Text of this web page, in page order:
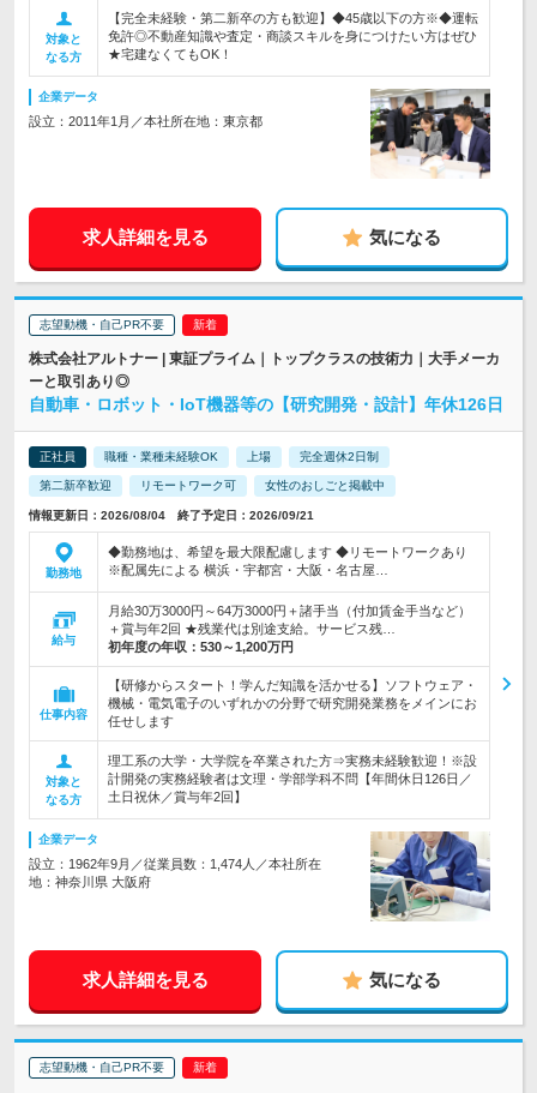
対象と
なる方
【完全未経験・第二新卒の方も歓迎】◆45歳以下の方※◆運転
免許◎不動産知識や査定・商談スキルを身につけたい方はぜひ
★宅建なくてもOK！
企業データ
設立：2011年1月／本社所在地：東京都
求人詳細を見る 気になる
志望動機・自己PR不要
株式会社アルトナー | 東証プライム｜トップクラスの技術力｜大手メーカ
ーと取引あり◎
自動車・ロボット・IoT機器等の【研究開発・設計】年休126日
正社員 職種・業種未経験OK 上場 完全週休2日制
第二新卒歓迎 リモートワーク可 女性のおしごと掲載中
情報更新日：2026/08/04 終了予定日：2026/09/21
勤務地
◆勤務地は、希望を最大限配慮します ◆リモートワークあり
※配属先による 横浜・宇都宮・大阪・名古屋…
給与
月給30万3000円～64万3000円＋諸手当（付加賃金手当など）
＋賞与年2回 ★残業代は別途支給。サービス残…
初年度の年収： 530～1,200万円
仕事内容
【研修からスタート！学んだ知識を活かせる】ソフトウェア・
機械・電気電子のいずれかの分野で研究開発業務をメインにお
任せします
対象と
なる方
理工系の大学・大学院を卒業された方⇒実務未経験歓迎！※設
計開発の実務経験者は文理・学部学科不問【年間休日126日／
土日祝休／賞与年2回】
企業データ
設立：1962年9月／従業員数：1,474人／本社所在
地：神奈川県 大阪府
求人詳細を見る 気になる
志望動機・自己PR不要